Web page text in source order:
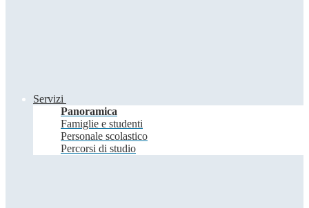
Servizi
Panoramica
Famiglie e studenti
Personale scolastico
Percorsi di studio